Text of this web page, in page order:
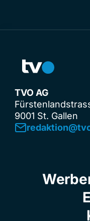
TVO AG
9001 St. Gallen